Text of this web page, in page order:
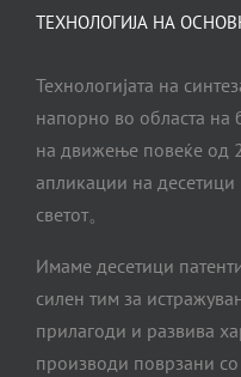
ТЕХНОЛОГИЈА НА
Технологијата на
напорно во областа на
на движење повеќе од
апликации на
светот。
Имаме десетици
силен тим за
прилагоди и развива
производи поврзани со